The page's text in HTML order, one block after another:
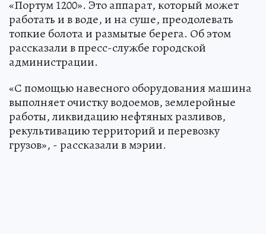
«Портум 1200». Это аппарат, который может
работать и в воде, и на суше, преодолевать
топкие болота и размытые берега. Об этом
рассказали в пресс-службе городской
администрации.
«С помощью навесного оборудования машина
выполняет очистку водоемов, землеройные
работы, ликвидацию нефтяных разливов,
рекультивацию территорий и перевозку
грузов», - рассказали в мэрии.